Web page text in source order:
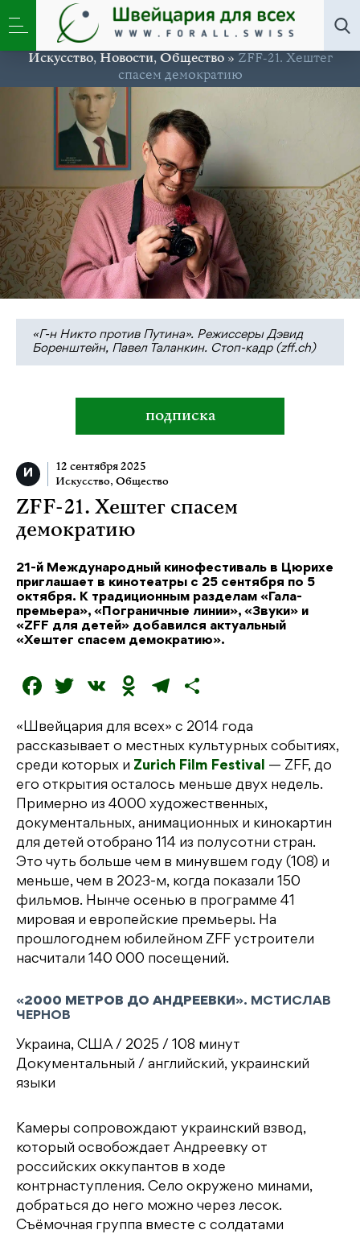
Искусство, Новости,Общество» ZFF-21. Хештег
спасем демократию
«Г-н Никто против Путина». Режиссеры Дэвид
Боренштейн, Павел Таланкин. Стоп-кадр (zff.ch)
подписка
12 сентября 2025
Искусство, Общество
ZFF-21. Хештег спасем
демократию
21-й Международный кинофестиваль в Цюрихе
приглашает в кинотеатры с 25 сентября по 5
октября. К традиционным разделам «Гала-
премьера», «Пограничные линии», «Звуки» и
«ZFF для детей» добавился актуальный
«Хештег спасем демократию».
F
c
e
b
o
o
k
T
it
t
e
r
V
O
n
o
kl
a
s
s
ni
ki
T
e
g
r
a
m
п
р
а
в
и
т
ь
«Швейцария для всех» с 2014 года
рассказывает о местных культурных событиях,
среди которых и Zurich Film Festival — ZFF, до
его открытия осталось меньше двух недель.
Примерно из 4000 художественных,
документальных, анимационных и кинокартин
для детей отобрано 114 из полусотни стран.
Это чуть больше чем в минувшем году (108) и
меньше, чем в 2023-м, когда показали 150
фильмов. Нынче осенью в программе 41
мировая и европейские премьеры. На
прошлогоднем юбилейном ZFF устроители
насчитали 140 000 посещений.
«2000 МЕТРОВ ДО АНДРЕЕВКИ». МСТИСЛАВ
ЧЕРНОВ
Украина, США / 2025 / 108 минут
Документальный / английский, украинский
языки
Камеры сопровождают украинский взвод,
который освобождает Андреевку от
российских оккупантов в ходе
контрнаступления. Село окружено минами,
добраться до него можно через лесок.
Съёмочная группа вместе с солдатами